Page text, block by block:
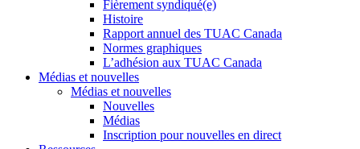
Fièrement syndiqué(e)
Histoire
Rapport annuel des TUAC Canada
Normes graphiques
L’adhésion aux TUAC Canada
Médias et nouvelles
Médias et nouvelles
Nouvelles
Médias
Inscription pour nouvelles en direct